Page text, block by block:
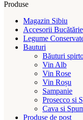
Produse
Magazin Sibiu
Accesorii Bucătărie
Legume
Bauturi
Băuturi
Vin Alb
Vin Rose
Vin Roșu
Sampanie
Prosecco si
Cava si
Produse de post